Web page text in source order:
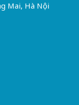
Mai, Hà Nội